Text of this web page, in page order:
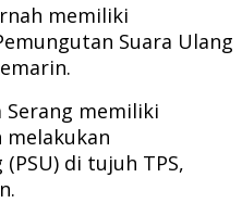
memiliki
Suara Ulang
Serang memiliki
melakukan
di tujuh TPS,